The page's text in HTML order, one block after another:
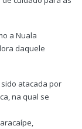
a Nuala
daquele
sido atacada por
na qual se